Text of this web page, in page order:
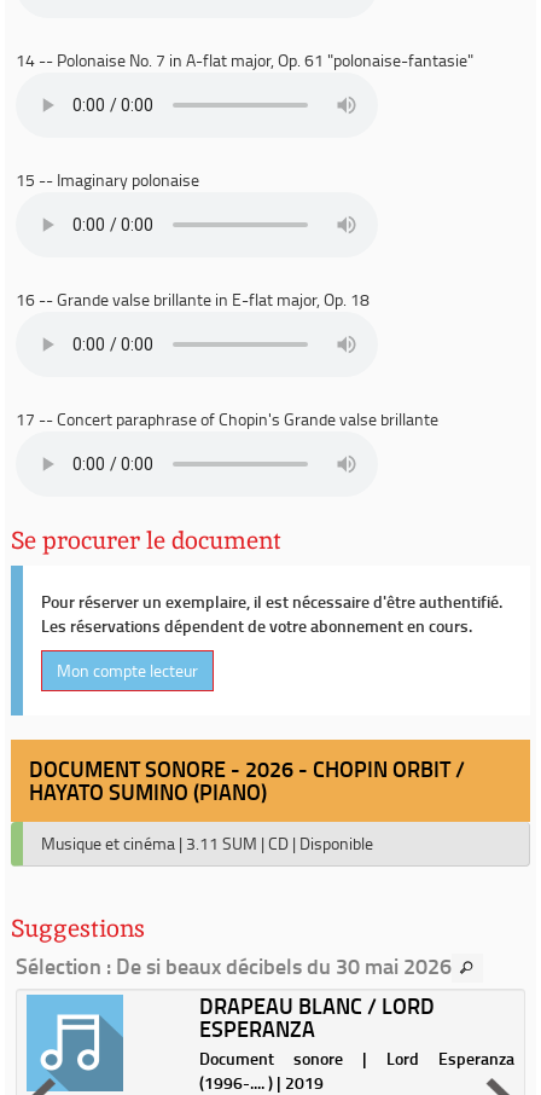
14 -- Polonaise No. 7 in A-flat major, Op. 61 "polonaise-fantasie"
15 -- Imaginary polonaise
16 -- Grande valse brillante in E-flat major, Op. 18
17 -- Concert paraphrase of Chopin's Grande valse brillante
Se procurer le document
Pour réserver un exemplaire, il est nécessaire d'être authentifié.
Les réservations dépendent de votre abonnement en cours.
Mon compte lecteur
DOCUMENT SONORE - 2026 - CHOPIN ORBIT /
HAYATO SUMINO (PIANO)
Musique et cinéma | 3.11 SUM | CD | Disponible
Suggestions
Sélection : De si beaux décibels du 30 mai 2026
DRAPEAU BLANC / LORD
ESPERANZA
Document sonore | Lord Esperanza
(1996-.... ) | 2019